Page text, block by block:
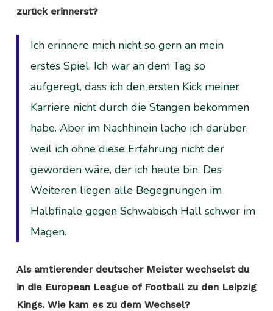
zurück erinnerst?
Ich erinnere mich nicht so gern an mein
erstes Spiel. Ich war an dem Tag so
aufgeregt, dass ich den ersten Kick meiner
Karriere nicht durch die Stangen bekommen
habe. Aber im Nachhinein lache ich darüber,
weil ich ohne diese Erfahrung nicht der
geworden wäre, der ich heute bin. Des
Weiteren liegen alle Begegnungen im
Halbfinale gegen Schwäbisch Hall schwer im
Magen.
Als amtierender deutscher Meister wechselst du
in die European League of Football zu den Leipzig
Kings. Wie kam es zu dem Wechsel?